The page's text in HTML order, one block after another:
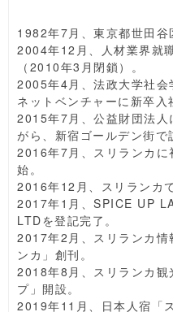
1982年7月、東京都世田谷
2004年12月、人材業界就
（2010年3月閉鎖）。
2005年4月、法政大学社会
ネットベンチャーに新卒入
2015年7月、公益財団法人
がら、新宿ゴールデン街で
2016年7月、スリランカに
始。
2016年12月、スリランカ
2017年1月、SPICE UP
LTDを登記完了。
2017年2月、スリランカ情
ンカ」創刊。
2018年8月、スリランカ観
プ」開設。
2019年11月、日本人宿「